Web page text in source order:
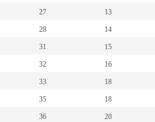
27 13
28 14
31 15
32 16
33 18
35 18
36 20